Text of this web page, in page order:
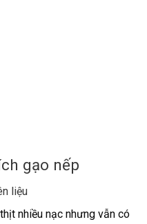
gạo nếp
liệu
nhiều nạc nhưng vẫn có